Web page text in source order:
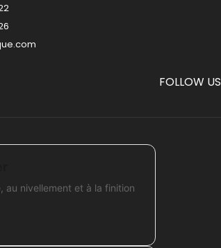
FOLLOW US
au nivellement et à la finition